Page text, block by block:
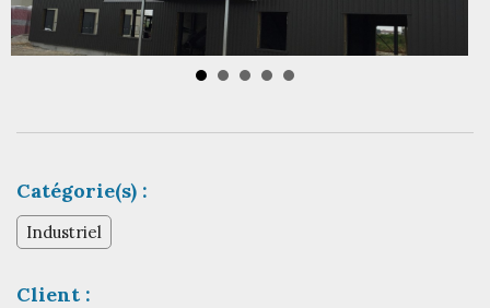
Catégorie(s) :
Industriel
Client :